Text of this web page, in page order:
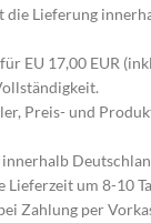
Lieferung
EU 17,00 EUR
Preis- und
um 8-10
Zahlung per